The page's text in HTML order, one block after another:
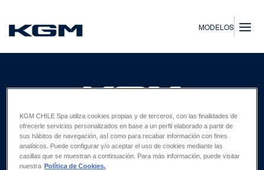
SsangYongMODELOS
EXPLORA
FLOTAS
CONCESIONARIOS
KGM CHILE Spa utiliza cookies propias y de terceros, con las finalidades de
ofrecerle servicios personalizados en base a un perfil elaborado a partir de
sus hábitos de navegación, así como para recabar información con fines
analíticos. Puede configurar y/o aceptar el uso de cookies mediante las
casillas que se muestran a continuación. Para más información, puede visitar
nuestra Política de Cookies.